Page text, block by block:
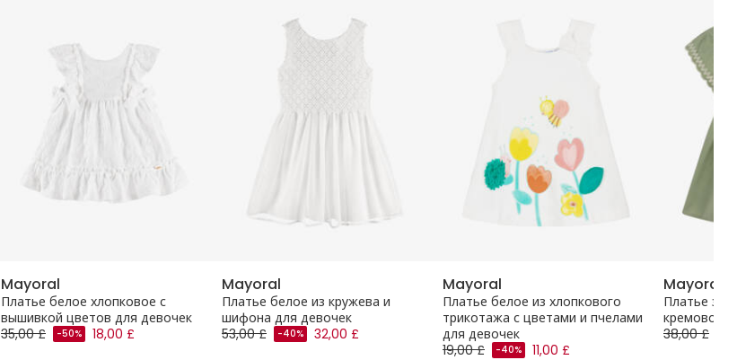
Mayoral
Платье белое хлопковое с
вышивкой цветов для девочек
35,00 £
-50% 18,00 £
Mayoral
Платье белое из кружева и
шифона для девочек
53,00 £
-40% 32,00 £
Mayoral
Платье белое из хлопкового
трикотажа с цветами и пчелами
для девочек
19,00 £
-40% 11,00 £
Mayoral
Платье
кремовой
38,00 £